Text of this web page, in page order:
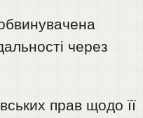
через
прав щодо її